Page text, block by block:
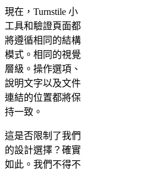
現在，Turnstile 小
工具和驗證頁面都
將遵循相同的結構
模式。相同的視覺
層級。操作選項、
說明文字以及文件
連結的位置都將保
持一致。
這是否限制了我們
的設計選擇？確實
如此。我們不得不